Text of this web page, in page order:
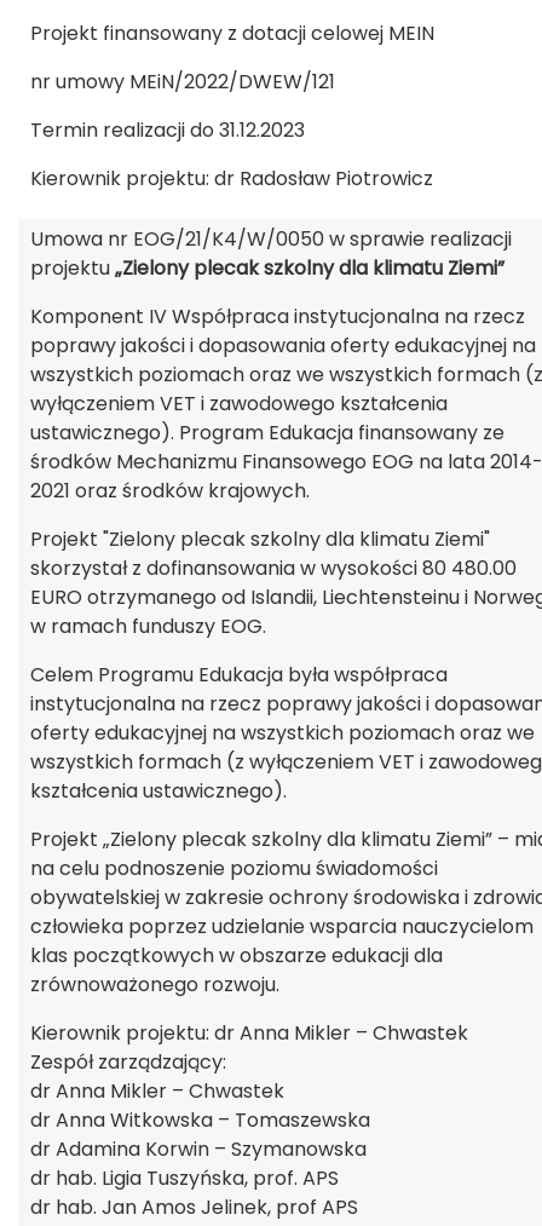
Projekt finansowany z dotacji celowej MEIN
nr umowy MEiN/2022/DWEW/121
Termin realizacji do 31.12.2023
Kierownik projektu: dr Radosław Piotrowicz
Umowa nr EOG/21/K4/W/0050 w sprawie realizacji
projektu„Zielony plecak szkolny dla klimatu Ziemi”
Komponent IV Współpraca instytucjonalna na rzecz
poprawy jakości i dopasowania oferty edukacyjnej na
wszystkich poziomach oraz we wszystkich formach (z
wyłączeniem VET i zawodowego kształcenia
ustawicznego). Program Edukacja finansowany ze
środków Mechanizmu Finansowego EOG na lata 2014-
2021 oraz środków krajowych.
Projekt "Zielony plecak szkolny dla klimatu Ziemi"
skorzystał z dofinansowania w wysokości 80 480.00
EURO otrzymanego od Islandii, Liechtensteinu i
w ramach funduszy EOG.
Celem Programu Edukacja była współpraca
instytucjonalna na rzecz poprawy jakości i
oferty edukacyjnej na wszystkich poziomach oraz we
wszystkich formach (z wyłączeniem VET i
kształcenia ustawicznego).
Projekt „Zielony plecak szkolny dla klimatu Ziemi” –
na celu podnoszenie poziomu świadomości
obywatelskiej w zakresie ochrony środowiska i
człowieka poprzez udzielanie wsparcia nauczycielom
klas początkowych w obszarze edukacji dla
zrównoważonego rozwoju.
Kierownik projektu: dr Anna Mikler – Chwastek
Zespół zarządzający:
dr Anna Mikler – Chwastek
dr Anna Witkowska – Tomaszewska
dr Adamina Korwin – Szymanowska
dr hab. Ligia Tuszyńska, prof. APS
dr hab. Jan Amos Jelinek, prof APS